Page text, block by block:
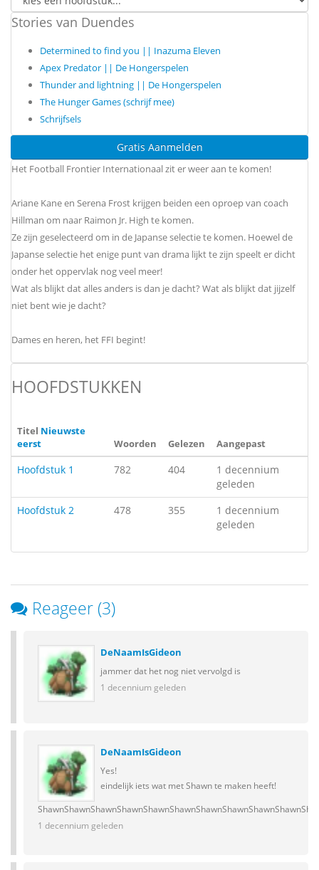
Stories van Duendes
Determined to find you || Inazuma Eleven
Apex Predator || De Hongerspelen
Thunder and lightning || De Hongerspelen
The Hunger Games (schrijf mee)
Schrijfsels
Gratis Aanmelden
Het Football Frontier Internationaal zit er weer aan te komen!
Ariane Kane en Serena Frost krijgen beiden een oproep van coach
Hillman om naar Raimon Jr. High te komen.
Ze zijn geselecteerd om in de Japanse selectie te komen. Hoewel de
Japanse selectie het enige punt van drama lijkt te zijn speelt er dicht
onder het oppervlak nog veel meer!
Wat als blijkt dat alles anders is dan je dacht? Wat als blijkt dat jijzelf
niet bent wie je dacht?
Dames en heren, het FFI begint!
HOOFDSTUKKEN
Titel Nieuwste
eerst
Woorden Gelezen Aangepast
Hoofdstuk 1 782 404
1 decennium
geleden
Hoofdstuk 2
478 355
1 decennium
geleden
Reageer (3)
DeNaamIsGideon
jammer dat het nog niet vervolgd is
1 decennium geleden
DeNaamIsGideon
Yes!
eindelijk iets wat met Shawn te maken heeft!
1 decennium geleden